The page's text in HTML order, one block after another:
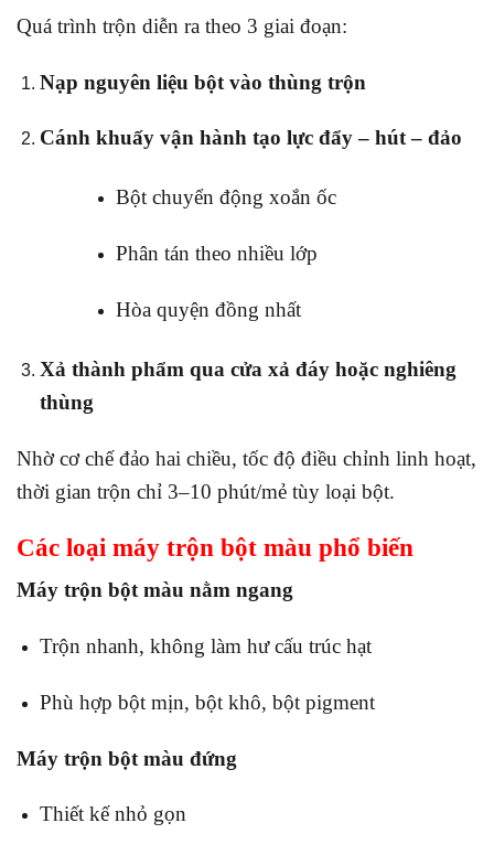
Quá trình trộn diễn ra theo 3 giai đoạn:
Nạp nguyên liệu bột vào thùng trộn
Cánh khuấy vận hành tạo lực đẩy – hút – đảo
Bột chuyển động xoắn ốc
Phân tán theo nhiều lớp
Hòa quyện đồng nhất
Xả thành phẩm qua cửa xả đáy hoặc nghiêng
thùng
Nhờ cơ chế đảo hai chiều, tốc độ điều chỉnh linh hoạt,
thời gian trộn chỉ 3–10 phút/mẻ tùy loại bột.
Các loại máy trộn bột màu phổ biến
Máy trộn bột màu nằm ngang
Trộn nhanh, không làm hư cấu trúc hạt
Phù hợp bột mịn, bột khô, bột pigment
Máy trộn bột màu đứng
Thiết kế nhỏ gọn